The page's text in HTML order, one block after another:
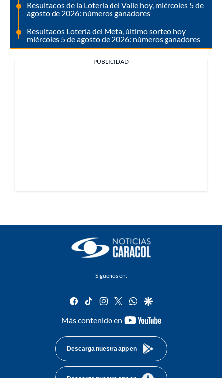
Resultados de la Lotería del Valle hoy, miércoles 5 de
agosto de 2026: números ganadores
Resultados Lotería del Meta, último sorteo hoy
miércoles 5 de agosto de 2026: números ganadores
PUBLICIDAD
Síguenos en:
facebook
tiktok instagram
twitterwhatsapp
google
Más contenido en
youtube-
Descarga nuestra app en